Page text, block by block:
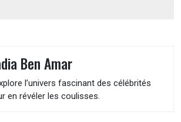
Ben Amar
l’univers fascinant des célébrités
en révéler les coulisses.